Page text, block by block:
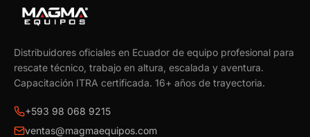
Distribuidores oficiales en Ecuador de equipo profesional para
rescate técnico, trabajo en altura, escalada y aventura.
Capacitación ITRA certificada. 16+ años de trayectoria.
+593 98 068 9215
ventas@magmaequipos.com